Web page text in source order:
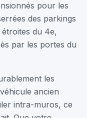
pour les
des parkings
du 4e,
par les portes du
les
ancien
intra-muros, ce